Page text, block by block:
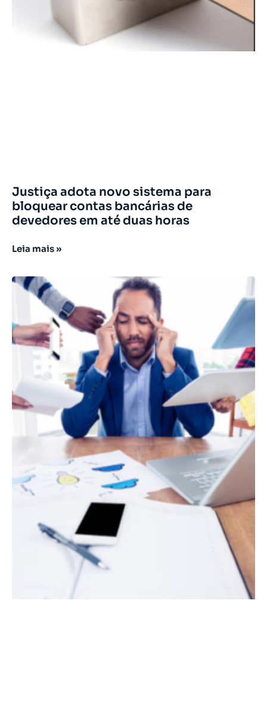
Justiça adota novo sistema para
bloquear contas bancárias de
devedores em até duas horas
Leia mais »